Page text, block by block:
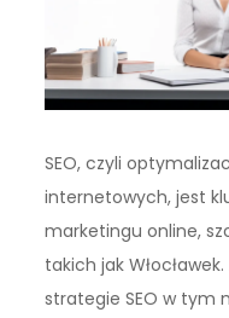
SEO, czyli
internetowych, jest
marketingu online,
takich jak
strategie SEO w tym